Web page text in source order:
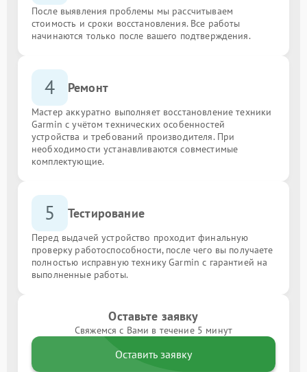
После выявления проблемы мы рассчитываем
стоимость и сроки восстановления. Все работы
начинаются только после вашего подтверждения.
4 Ремонт
Мастер аккуратно выполняет восстановление техники
Garmin с учётом технических особенностей
устройства и требований производителя. При
необходимости устанавливаются совместимые
комплектующие.
5 Тестирование
Перед выдачей устройство проходит финальную
проверку работоспособности, после чего вы получаете
полностью исправную технику Garmin с гарантией на
выполненные работы.
Оставьте заявку
Свяжемся с Вами в течение 5 минут
Оставить заявку